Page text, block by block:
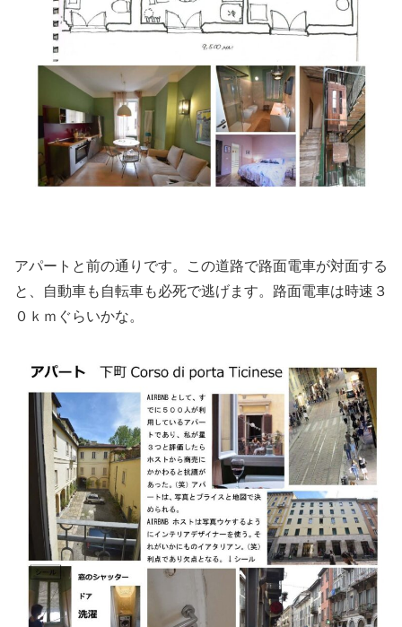
アパートと前の通りです。この道路で路面電車が対面する
と、自動車も自転車も必死で逃げます。路面電車は時速３
０ｋｍぐらいかな。